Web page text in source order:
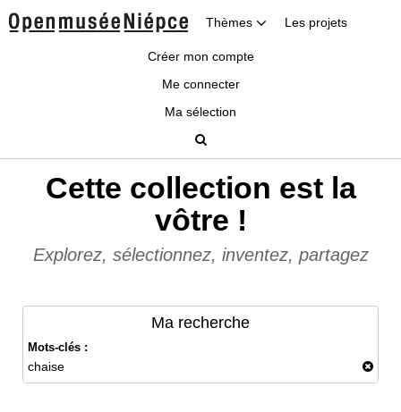
Thèmes Les projets
Créer mon compte
Me connecter
Ma sélection
Cette collection est la
vôtre !
Explorez, sélectionnez, inventez, partagez
Ma recherche
Mots-clés :
chaise